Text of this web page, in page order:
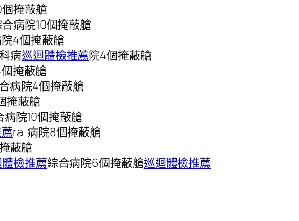
掩蔽艙
病院10個掩蔽艙
4個掩蔽艙
病巡迴體檢推薦院4個掩蔽艙
掩蔽艙
病院4個掩蔽艙
掩蔽艙
病院10個掩蔽艙
ra 病院8個掩蔽艙
蔽艙
檢推薦綜合病院6個掩蔽艙巡迴體檢推薦